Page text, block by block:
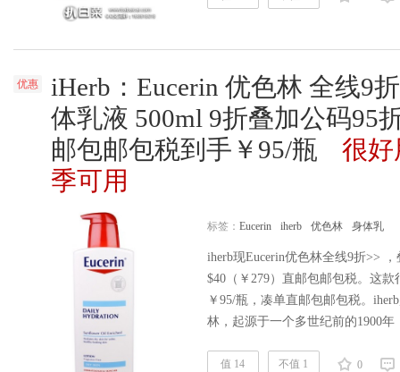
优惠
iHerb：Eucerin 优色林 全线9
体乳液 500ml 9折叠加公码95
邮包邮包税到手￥95/瓶
很好
季可用
标签： Eucerin iherb 优色林 身体乳
iherb现Eucerin优色林全线9折>>
$40（￥279）直邮包邮包税。这
￥95/瓶，凑单直邮包邮包税。
林，起源于一个多世纪前的1900
（Beiersdorf）集团。 这款
值 14 不值 1 0